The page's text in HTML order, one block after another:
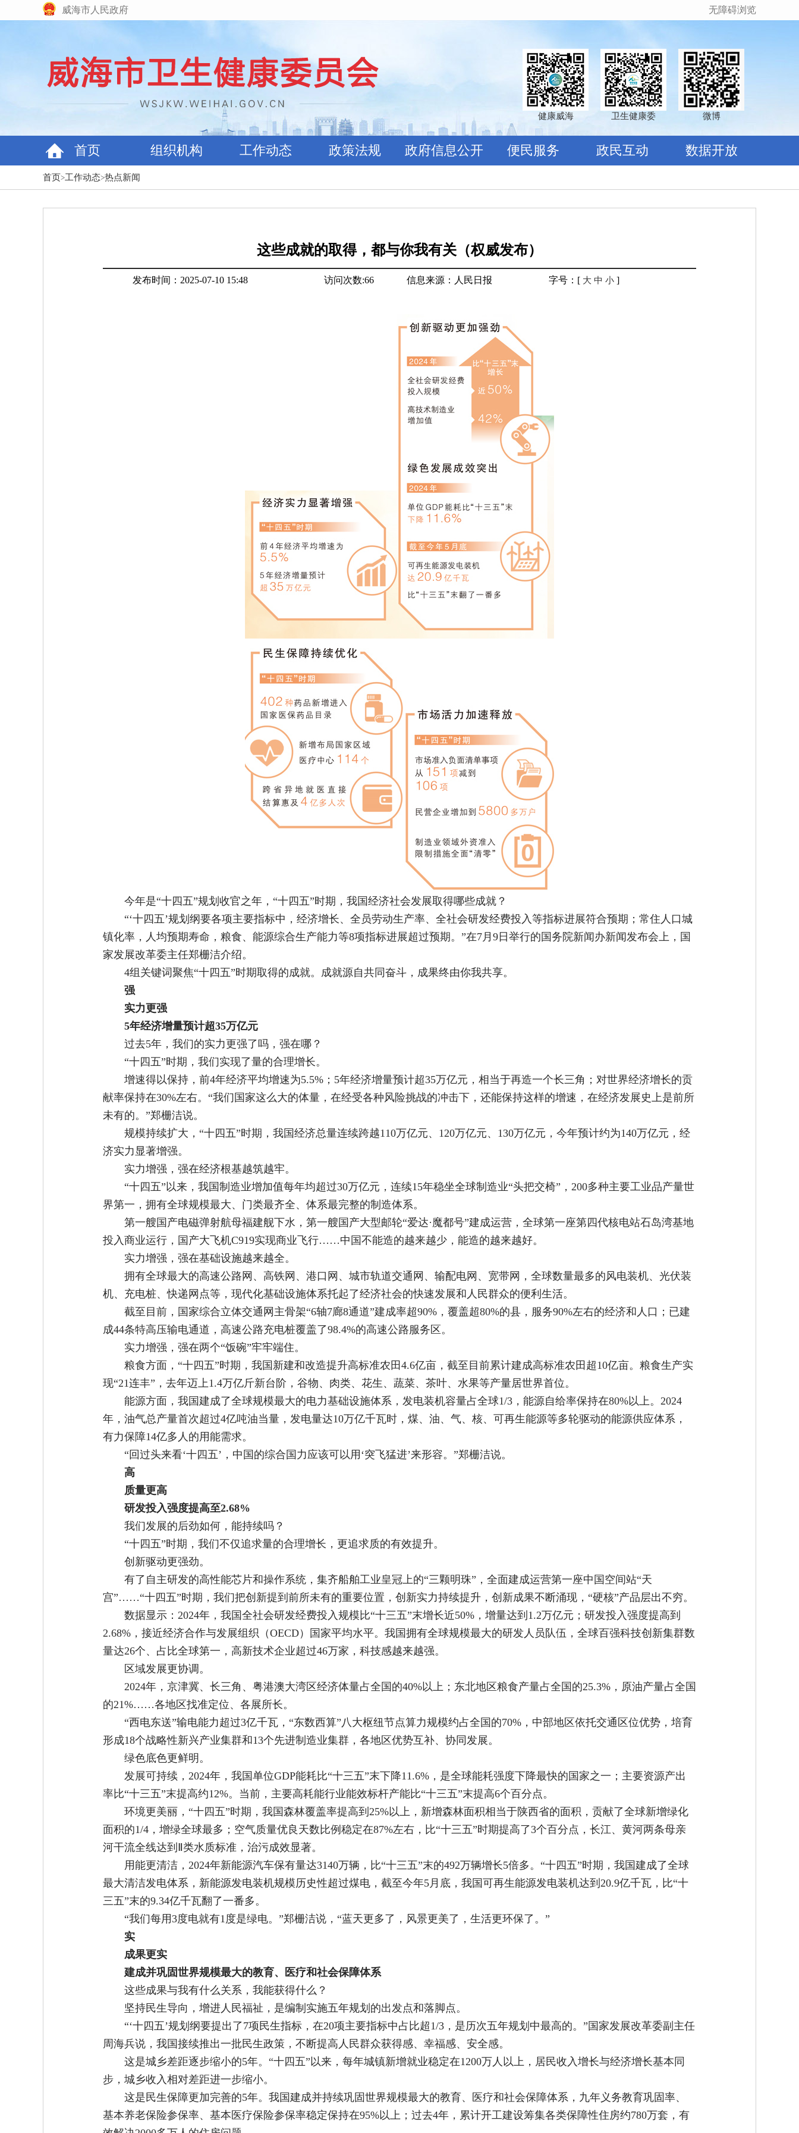
威海市人民政府 无障碍浏览
微博
卫生健康委
健康威海
首页 组织机构 工作动态 政策法规 政府信息公开 便民服务 政民互动 数据开放
首页>工作动态>热点新闻
这些成就的取得，都与你我有关（权威发布）
发布时间：2025-07-10 15:48 访问次数:66 信息来源： 人民日报 字号：[ 大 中 小 ]
今年是“十四五”规划收官之年，“十四五”时期，我国经济社会发展取得哪些成就？
“‘十四五’规划纲要各项主要指标中，经济增长、全员劳动生产率、全社会研发经费投入等指标进展符合预期；常住人口城
镇化率，人均预期寿命，粮食、能源综合生产能力等8项指标进展超过预期。”在7月9日举行的国务院新闻办新闻发布会上，国
家发展改革委主任郑栅洁介绍。
4组关键词聚焦“十四五”时期取得的成就。成就源自共同奋斗，成果终由你我共享。
强
实力更强
5年经济增量预计超35万亿元
过去5年，我们的实力更强了吗，强在哪？
“十四五”时期，我们实现了量的合理增长。
增速得以保持，前4年经济平均增速为5.5%；5年经济增量预计超35万亿元，相当于再造一个长三角；对世界经济增长的贡
献率保持在30%左右。“我们国家这么大的体量，在经受各种风险挑战的冲击下，还能保持这样的增速，在经济发展史上是前所
未有的。”郑栅洁说。
规模持续扩大，“十四五”时期，我国经济总量连续跨越110万亿元、120万亿元、130万亿元，今年预计约为140万亿元，经
济实力显著增强。
实力增强，强在经济根基越筑越牢。
“十四五”以来，我国制造业增加值每年均超过30万亿元，连续15年稳坐全球制造业“头把交椅”，200多种主要工业品产量世
界第一，拥有全球规模最大、门类最齐全、体系最完整的制造体系。
第一艘国产电磁弹射航母福建舰下水，第一艘国产大型邮轮“爱达·魔都号”建成运营，全球第一座第四代核电站石岛湾基地
投入商业运行，国产大飞机C919实现商业飞行……中国不能造的越来越少，能造的越来越好。
实力增强，强在基础设施越来越全。
拥有全球最大的高速公路网、高铁网、港口网、城市轨道交通网、输配电网、宽带网，全球数量最多的风电装机、光伏装
机、充电桩、快递网点等，现代化基础设施体系托起了经济社会的快速发展和人民群众的便利生活。
截至目前，国家综合立体交通网主骨架“6轴7廊8通道”建成率超90%，覆盖超80%的县，服务90%左右的经济和人口；已建
成44条特高压输电通道，高速公路充电桩覆盖了98.4%的高速公路服务区。
实力增强，强在两个“饭碗”牢牢端住。
粮食方面，“十四五”时期，我国新建和改造提升高标准农田4.6亿亩，截至目前累计建成高标准农田超10亿亩。粮食生产实
现“21连丰”，去年迈上1.4万亿斤新台阶，谷物、肉类、花生、蔬菜、茶叶、水果等产量居世界首位。
能源方面，我国建成了全球规模最大的电力基础设施体系，发电装机容量占全球1/3，能源自给率保持在80%以上。2024
年，油气总产量首次超过4亿吨油当量，发电量达10万亿千瓦时，煤、油、气、核、可再生能源等多轮驱动的能源供应体系，
有力保障14亿多人的用能需求。
“回过头来看‘十四五’，中国的综合国力应该可以用‘突飞猛进’来形容。”郑栅洁说。
高
质量更高
研发投入强度提高至2.68%
我们发展的后劲如何，能持续吗？
“十四五”时期，我们不仅追求量的合理增长，更追求质的有效提升。
创新驱动更强劲。
有了自主研发的高性能芯片和操作系统，集齐船舶工业皇冠上的“三颗明珠”，全面建成运营第一座中国空间站“天
宫”……“十四五”时期，我们把创新提到前所未有的重要位置，创新实力持续提升，创新成果不断涌现，“硬核”产品层出不穷。
数据显示：2024年，我国全社会研发经费投入规模比“十三五”末增长近50%，增量达到1.2万亿元；研发投入强度提高到
2.68%，接近经济合作与发展组织（OECD）国家平均水平。我国拥有全球规模最大的研发人员队伍，全球百强科技创新集群数
量达26个、占比全球第一，高新技术企业超过46万家，科技感越来越强。
区域发展更协调。
2024年，京津冀、长三角、粤港澳大湾区经济体量占全国的40%以上；东北地区粮食产量占全国的25.3%，原油产量占全国
的21%……各地区找准定位、各展所长。
“西电东送”输电能力超过3亿千瓦，“东数西算”八大枢纽节点算力规模约占全国的70%，中部地区依托交通区位优势，培育
形成18个战略性新兴产业集群和13个先进制造业集群，各地区优势互补、协同发展。
绿色底色更鲜明。
发展可持续，2024年，我国单位GDP能耗比“十三五”末下降11.6%，是全球能耗强度下降最快的国家之一；主要资源产出
率比“十三五”末提高约12%。当前，主要高耗能行业能效标杆产能比“十三五”末提高6个百分点。
环境更美丽，“十四五”时期，我国森林覆盖率提高到25%以上，新增森林面积相当于陕西省的面积，贡献了全球新增绿化
面积的1/4，增绿全球最多；空气质量优良天数比例稳定在87%左右，比“十三五”时期提高了3个百分点，长江、黄河两条母亲
河干流全线达到Ⅱ类水质标准，治污成效显著。
用能更清洁，2024年新能源汽车保有量达3140万辆，比“十三五”末的492万辆增长5倍多。“十四五”时期，我国建成了全球
最大清洁发电体系，新能源发电装机规模历史性超过煤电，截至今年5月底，我国可再生能源发电装机达到20.9亿千瓦，比“十
三五”末的9.34亿千瓦翻了一番多。
“我们每用3度电就有1度是绿电。”郑栅洁说，“蓝天更多了，风景更美了，生活更环保了。”
实
成果更实
建成并巩固世界规模最大的教育、医疗和社会保障体系
这些成果与我有什么关系，我能获得什么？
坚持民生导向，增进人民福祉，是编制实施五年规划的出发点和落脚点。
“‘十四五’规划纲要提出了7项民生指标，在20项主要指标中占比超1/3，是历次五年规划中最高的。”国家发展改革委副主任
周海兵说，我国接续推出一批民生政策，不断提高人民群众获得感、幸福感、安全感。
这是城乡差距逐步缩小的5年。“十四五”以来，每年城镇新增就业稳定在1200万人以上，居民收入增长与经济增长基本同
步，城乡收入相对差距进一步缩小。
这是民生保障更加完善的5年。我国建成并持续巩固世界规模最大的教育、医疗和社会保障体系，九年义务教育巩固率、
基本养老保险参保率、基本医疗保险参保率稳定保持在95%以上；过去4年，累计开工建设筹集各类保障性住房约780万套，有